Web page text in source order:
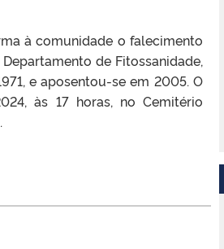
à comunidade o falecimento
de Fitossanidade,
e aposentou-se em 2005. O
às 17 horas, no Cemitério